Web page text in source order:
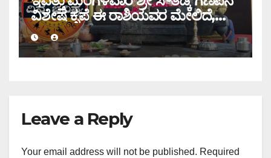
ವಿಶೇಷ ಕೃಪೆ ಈ ರಾಶಿಯವರ ಮೇಲಿದೆ,
ಇಂದಿನ ರಾಶಿ ಭವಿಷ್ಯ ತಿಳಿಯಿರಿ
Leave a Reply
Your email address will not be published. Required